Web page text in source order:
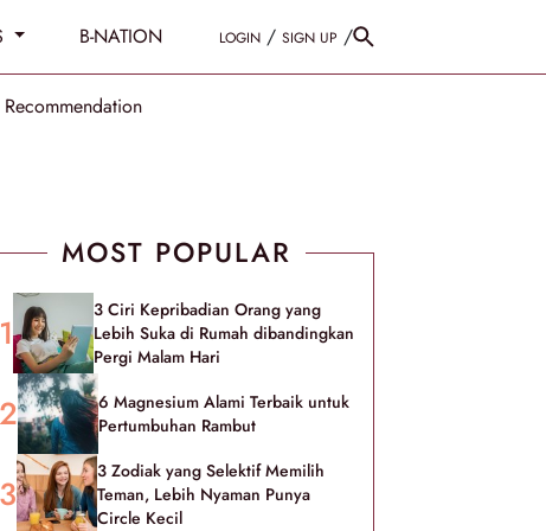
B-NATION LOGIN / SIGN UP /
MOST POPULAR
3 Ciri Kepribadian Orang yang
Lebih Suka di Rumah dibandingkan
Pergi Malam Hari
6 Magnesium Alami Terbaik untuk
Pertumbuhan Rambut
3 Zodiak yang Selektif Memilih
Teman, Lebih Nyaman Punya
Circle Kecil